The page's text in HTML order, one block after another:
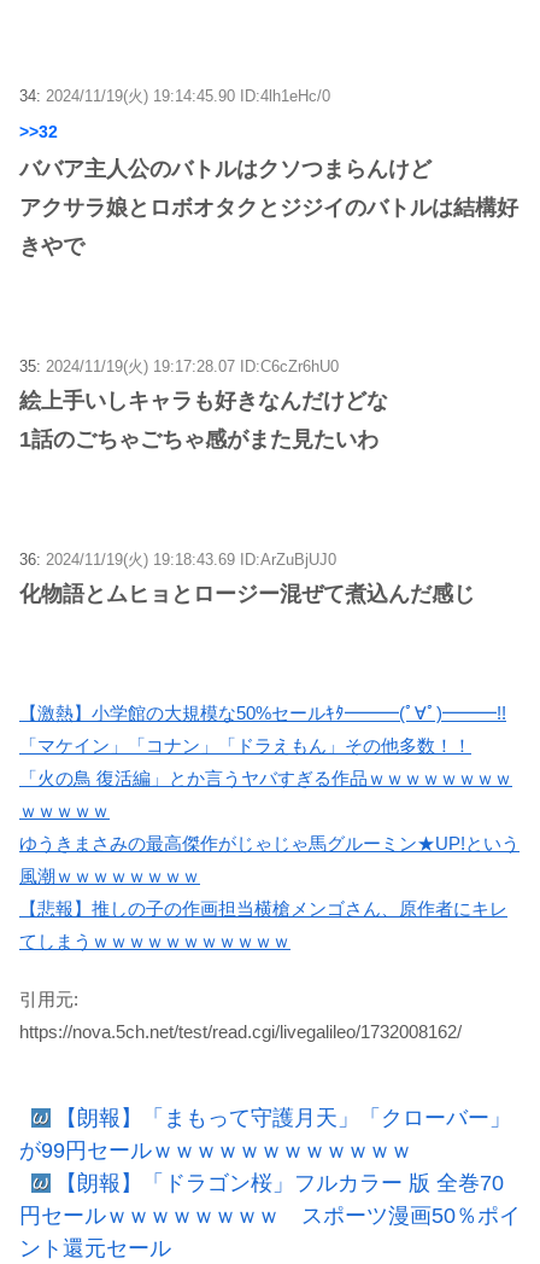
34: 2024/11/19(火) 19:14:45.90 ID:4lh1eHc/0
>>32
ババア主人公のバトルはクソつまらんけど
アクサラ娘とロボオタクとジジイのバトルは結構好
きやで
35: 2024/11/19(火) 19:17:28.07 ID:C6cZr6hU0
絵上手いしキャラも好きなんだけどな
1話のごちゃごちゃ感がまた見たいわ
36: 2024/11/19(火) 19:18:43.69 ID:ArZuBjUJ0
化物語とムヒョとロージー混ぜて煮込んだ感じ
【激熱】小学館の大規模な50%セールｷﾀ━━━(ﾟ∀ﾟ)━━━!!
「マケイン」「コナン」「ドラえもん」その他多数！！
「火の鳥 復活編」とか言うヤバすぎる作品ｗｗｗｗｗｗｗｗ
ｗｗｗｗｗ
ゆうきまさみの最高傑作がじゃじゃ馬グルーミン★UP!という
風潮ｗｗｗｗｗｗｗｗ
【悲報】推しの子の作画担当横槍メンゴさん、原作者にキレ
てしまうｗｗｗｗｗｗｗｗｗｗｗ
引用元:
https://nova.5ch.net/test/read.cgi/livegalileo/1732008162/
【朗報】「まもって守護月天」「クローバー」
が99円セールｗｗｗｗｗｗｗｗｗｗｗｗ
【朗報】「ドラゴン桜」フルカラー 版 全巻70
円セールｗｗｗｗｗｗｗｗ スポーツ漫画50％ポイ
ント還元セール